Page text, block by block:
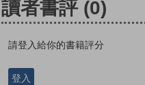
讀者書評 (0)
請登入給你的書籍評分
登入